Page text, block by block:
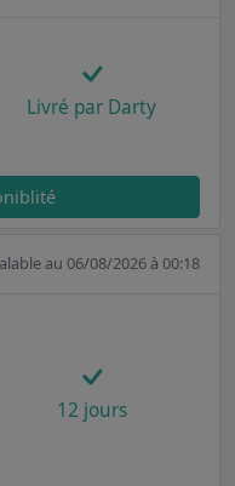
Livré par Darty
au 06/08/2026 à 00:18
12 jours